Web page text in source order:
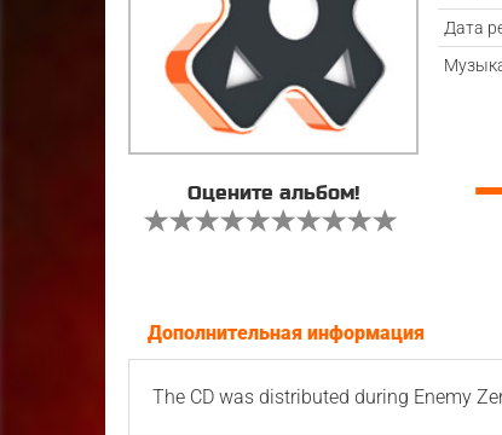
Дата
Оцените альбом!
Дополнительная информация
The CD was distributed during Enemy